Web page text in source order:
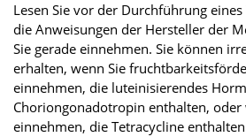
Lesen Sie vor der Durchführung
die Anweisungen der Hersteller der
Sie gerade einnehmen. Sie können
erhalten, wenn Sie
einnehmen, die luteinisierendes
Choriongonadotropin enthalten,
einnehmen, die Tetracycline